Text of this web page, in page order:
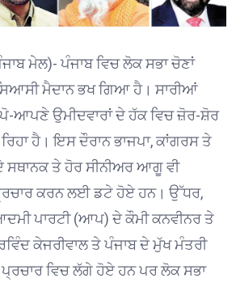
ਮੇਲ)- ਪੰਜਾਬ ਵਿਚ ਲੋਕ ਸਭਾ ਚੋਣਾਂ
ਮੈਦਾਨ ਭਖ ਗਿਆ ਹੈ। ਸਾਰੀਆਂ
ਆਪਣੇ ਉਮੀਦਵਾਰਾਂ ਦੇ ਹੱਕ ਵਿਚ ਜ਼ੋਰ-ਸ਼ੋਰ
ਰਿਹਾ ਹੈ। ਇਸ ਦੌਰਾਨ ਭਾਜਪਾ, ਕਾਂਗਰਸ ਤੇ
ਸਥਾਨਕ ਤੇ ਹੋਰ ਸੀਨੀਅਰ ਆਗੂ ਵੀ
ਕਰਨ ਲਈ ਡਟੇ ਹੋਏ ਹਨ। ਉੱਧਰ,
ਪਾਰਟੀ (ਆਪ) ਦੇ ਕੌਮੀ ਕਨਵੀਨਰ ਤੇ
ਕੇਜਰੀਵਾਲ ਤੇ ਪੰਜਾਬ ਦੇ ਮੁੱਖ ਮੰਤਰੀ
ਵਿਚ ਲੱਗੇ ਹੋਏ ਹਨ ਪਰ ਲੋਕ ਸਭਾ